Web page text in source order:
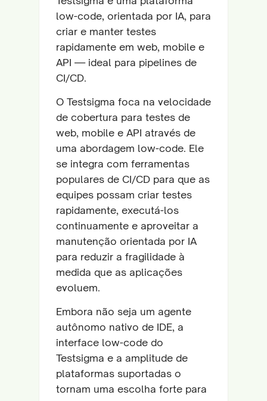
low-code, orientada por IA, para
criar e manter testes
rapidamente em web, mobile e
API — ideal para pipelines de
CI/CD.
O Testsigma foca na velocidade
de cobertura para testes de
web, mobile e API através de
uma abordagem low-code. Ele
se integra com ferramentas
populares de CI/CD para que as
equipes possam criar testes
rapidamente, executá-los
continuamente e aproveitar a
manutenção orientada por IA
para reduzir a fragilidade à
medida que as aplicações
evoluem.
Embora não seja um agente
autônomo nativo de IDE, a
interface low-code do
Testsigma e a amplitude de
plataformas suportadas o
tornam uma escolha forte para